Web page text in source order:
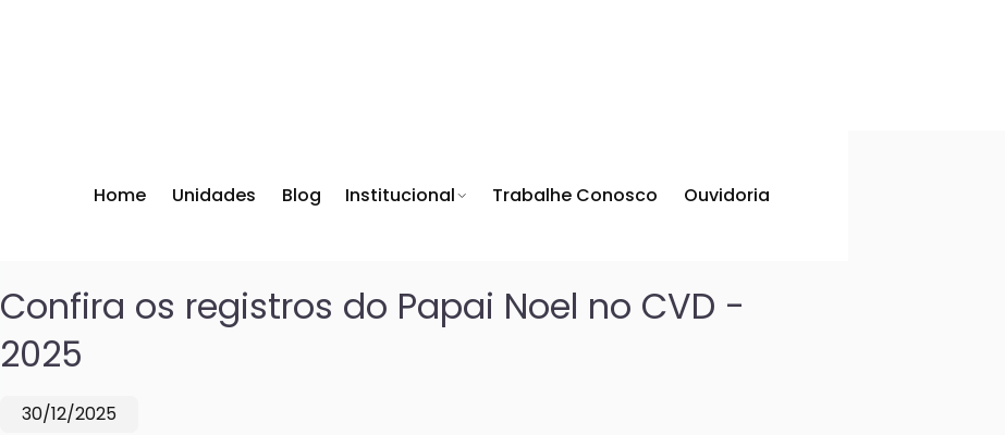
Home Unidades Blog Institucional Trabalhe Conosco Ouvidoria
Confira os registros do Papai Noel no CVD -
2025
30/12/2025